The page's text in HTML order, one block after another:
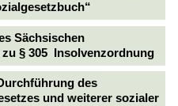
Sächsischen
§ 305 Insolvenzordnung
des
und weiterer sozialer